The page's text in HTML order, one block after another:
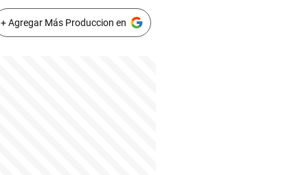
+ Agregar Más Produccion en